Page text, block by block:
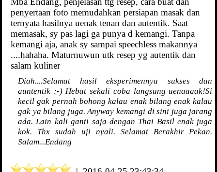
penyertaan foto memudahkan persiapan masak dan
ternyata hasilnya uenak tenan dan autentik. Saat
memasak, sy pas lagi ga punya d kemangi. Tanpa
kemangi aja, anak sy sampai speechless makannya
....hahaha. Maturnuwun utk resep yg autentik dan
salam kuliner
Diah....Selamat hasil eksperimennya sukses dan
auntentik ;-) Hebat sekali coba langsung uenaaaak!Si
kecil gak pernah bohong kalau enak bilang enak kalau
gak ya bilang juga. Anyway kemangi di sini juga jarang
ada. Lain kali ganti saja dengan Thai Basil enak juga
kok. Thx sudah uji nyali. Selamat Berakhir Pekan.
Salam...Endang